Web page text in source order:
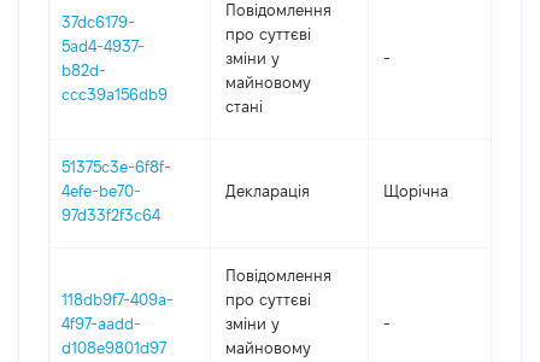
37dc6179-
5ad4-4937-
b82d-
ccc39a156db9
Повідомлення
про суттєві
зміни y
майновому
стані
-
51375c3e-6f8f-
4efe-be70-
97d33f2f3c64
Декларація Щорічна
118db9f7-409a-
4f97-aadd-
d108e9801d97
Повідомлення
про суттєві
зміни y
майновому
-